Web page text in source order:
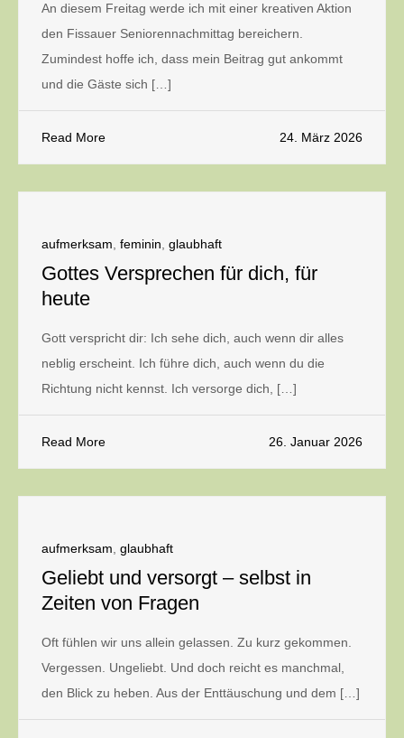
An diesem Freitag werde ich mit einer kreativen Aktion
den Fissauer Seniorennachmittag bereichern.
Zumindest hoffe ich, dass mein Beitrag gut ankommt
und die Gäste sich […]
Read More 24. März 2026
aufmerksam feminin glaubhaft
Gottes Versprechen für dich, für
heute
Gott verspricht dir: Ich sehe dich, auch wenn dir alles
neblig erscheint. Ich führe dich, auch wenn du die
Richtung nicht kennst. Ich versorge dich, […]
Read More 26. Januar 2026
aufmerksam glaubhaft
Geliebt und versorgt – selbst in
Zeiten von Fragen
Oft fühlen wir uns allein gelassen. Zu kurz gekommen.
Vergessen. Ungeliebt. Und doch reicht es manchmal,
den Blick zu heben. Aus der Enttäuschung und dem […]